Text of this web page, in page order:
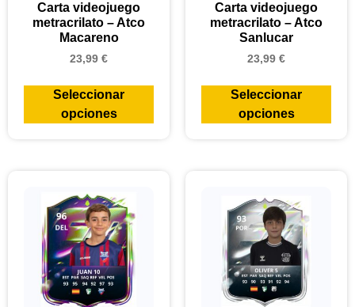
Carta videojuego
metracrilato – Atco
Macareno
23,99 €
Seleccionar
opciones
Carta videojuego
metracrilato – Atco
Sanlucar
23,99 €
Seleccionar
opciones